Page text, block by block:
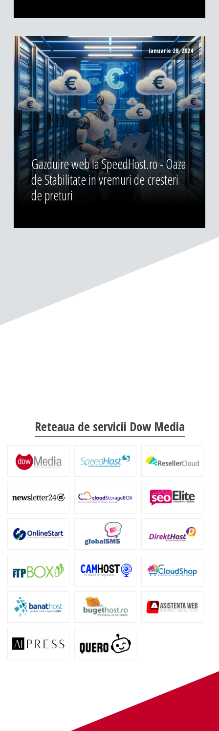
ianuarie 28, 2024
Gazduire web la SpeedHost.ro - Oaza
de Stabilitate in vremuri de cresteri
de preturi
Reteaua de servicii Dow Media